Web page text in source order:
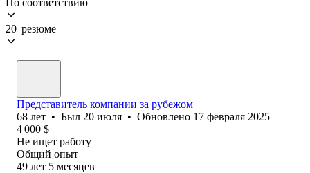
20 резюме
Представитель компании за рубежом
68 лет • Был 20 июля • Обновлено 17 февраля 2025
4 000 $
Не ищет работу
Общий опыт
49 лет 5 месяцев